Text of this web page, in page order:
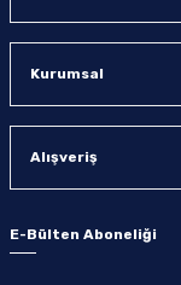
Kurumsal
Alışveriş
E-Bülten Aboneliği